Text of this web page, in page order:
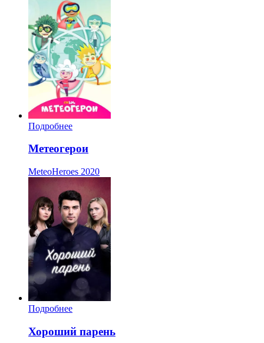
Подробнее
Метеогерои
MeteoHeroes 2020
Подробнее
Хороший парень